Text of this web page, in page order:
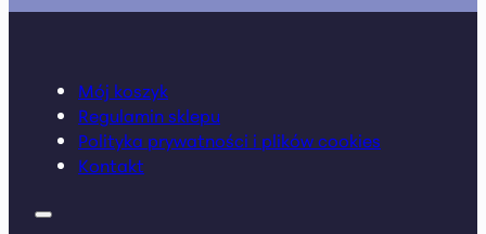
Mój koszyk
Regulamin sklepu
Polityka prywatności i plików cookies
Kontakt